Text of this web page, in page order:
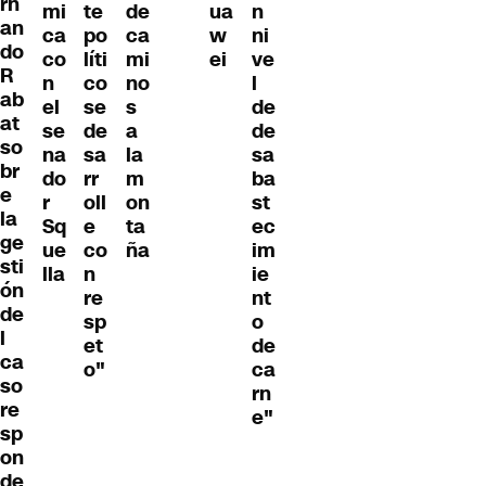
an
do
R
ab
at
so
br
e
la
ge
sti
ón
de
l
ca
so
re
sp
on
mi
ca
co
n
el
se
na
do
r
Sq
ue
lla
te
po
líti
co
se
de
sa
rr
oll
e
co
n
re
sp
et
o"
de
ca
mi
no
s
a
la
m
on
ta
ña
ua
w
ei
n
ni
ve
l
de
de
sa
ba
st
ec
im
ie
nt
o
de
ca
rn
e"